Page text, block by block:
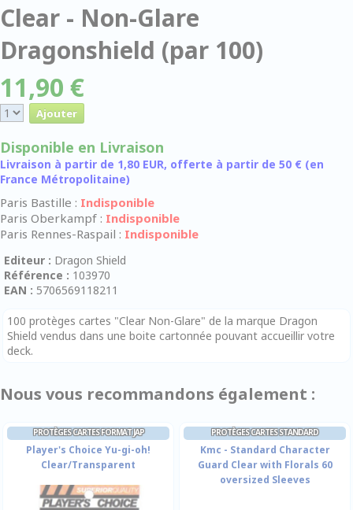
Clear - Non-Glare
Dragonshield (par 100)
11,90 €
Disponible en Livraison
Livraison à partir de 1,80 EUR, offerte à partir de 50 € (en
France Métropolitaine)
Paris Bastille : Indisponible
Paris Oberkampf : Indisponible
Paris Rennes-Raspail : Indisponible
Editeur : Dragon Shield
Référence : 103970
EAN : 5706569118211
100 protèges cartes "Clear Non-Glare" de la marque Dragon
Shield vendus dans une boite cartonnée pouvant accueillir votre
deck.
Nous vous recommandons également :
PROTÈGES CARTES FORMAT JAP
Player's Choice Yu-gi-oh!
Clear/Transparent
PROTÈGES CARTES STANDARD
Kmc - Standard Character
Guard Clear with Florals 60
oversized Sleeves